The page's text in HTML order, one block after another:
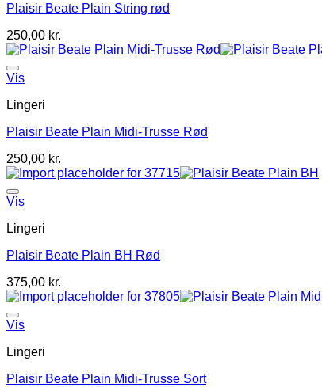
Plaisir Beate Plain String rød
250,00 kr.
Vis
Lingeri
Plaisir Beate Plain Midi-Trusse Rød
250,00 kr.
Vis
Lingeri
Plaisir Beate Plain BH Rød
375,00 kr.
Vis
Lingeri
Plaisir Beate Plain Midi-Trusse Sort